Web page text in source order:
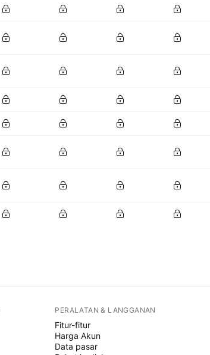
PERALATAN & LANGGANAN
Fitur-fitur
Harga Akun
Data pasar